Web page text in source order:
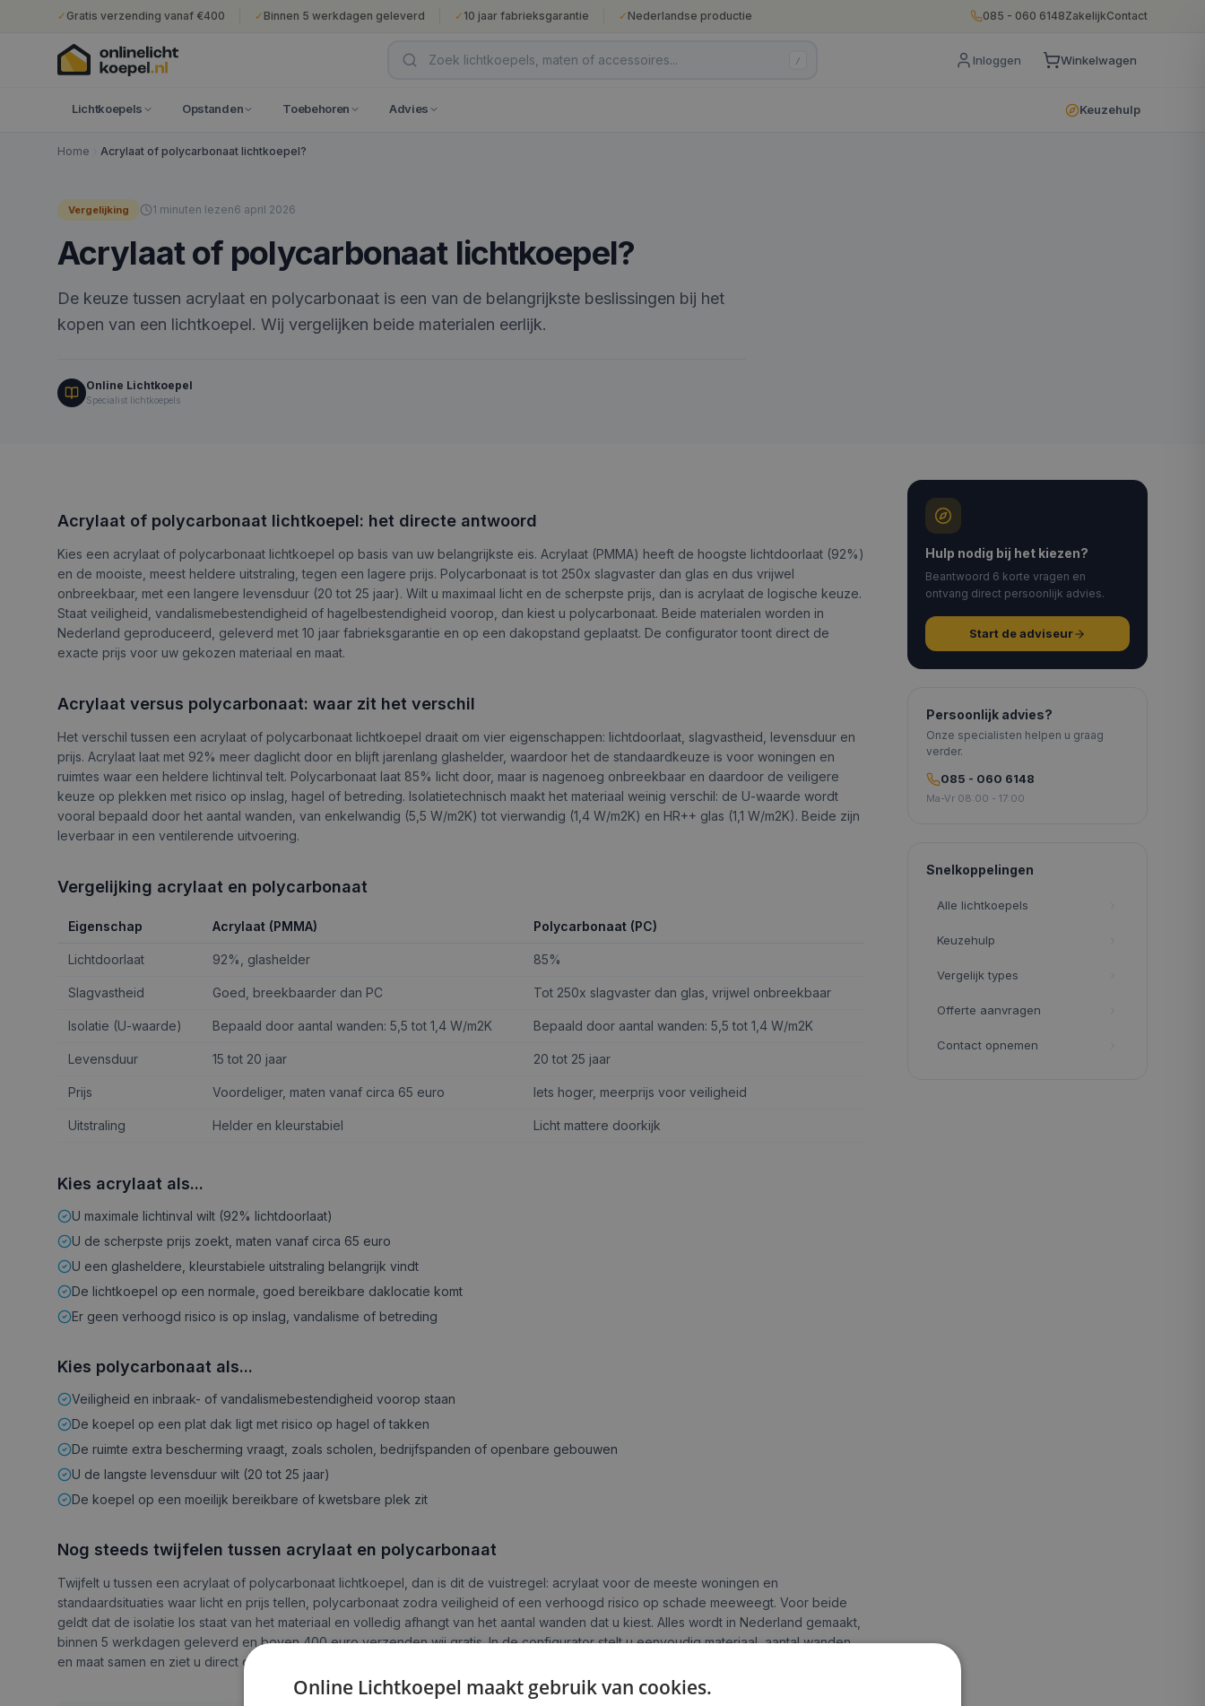
✓ Gratis verzending vanaf €400 ✓ Binnen 5 werkdagen geleverd ✓ 10 jaar fabrieksgarantie ✓ Nederlandse productie 085 - 060 6148ZakelijkContact
/ Inloggen Winkelwagen
Lichtkoepels Opstanden Toebehoren Advies Keuzehulp
Home Acrylaat of polycarbonaat lichtkoepel?
Vergelijking 1 minuten lezen6 april 2026
Acrylaat of polycarbonaat lichtkoepel?
De keuze tussen acrylaat en polycarbonaat is een van de belangrijkste beslissingen bij het
kopen van een lichtkoepel. Wij vergelijken beide materialen eerlijk.
Online Lichtkoepel
Specialist lichtkoepels
Acrylaat of polycarbonaat lichtkoepel: het directe antwoord
Kies een acrylaat of polycarbonaat lichtkoepel op basis van uw belangrijkste eis. Acrylaat (PMMA) heeft de hoogste lichtdoorlaat (92%)
en de mooiste, meest heldere uitstraling, tegen een lagere prijs. Polycarbonaat is tot 250x slagvaster dan glas en dus vrijwel
onbreekbaar, met een langere levensduur (20 tot 25 jaar). Wilt u maximaal licht en de scherpste prijs, dan is acrylaat de logische keuze.
Staat veiligheid, vandalismebestendigheid of hagelbestendigheid voorop, dan kiest u polycarbonaat. Beide materialen worden in
Nederland geproduceerd, geleverd met 10 jaar fabrieksgarantie en op een dakopstand geplaatst. De configurator toont direct de
exacte prijs voor uw gekozen materiaal en maat.
Acrylaat versus polycarbonaat: waar zit het verschil
Het verschil tussen een acrylaat of polycarbonaat lichtkoepel draait om vier eigenschappen: lichtdoorlaat, slagvastheid, levensduur en
prijs. Acrylaat laat met 92% meer daglicht door en blijft jarenlang glashelder, waardoor het de standaardkeuze is voor woningen en
ruimtes waar een heldere lichtinval telt. Polycarbonaat laat 85% licht door, maar is nagenoeg onbreekbaar en daardoor de veiligere
keuze op plekken met risico op inslag, hagel of betreding. Isolatietechnisch maakt het materiaal weinig verschil: de U-waarde wordt
vooral bepaald door het aantal wanden, van enkelwandig (5,5 W/m2K) tot vierwandig (1,4 W/m2K) en HR++ glas (1,1 W/m2K). Beide zijn
leverbaar in een ventilerende uitvoering.
Vergelijking acrylaat en polycarbonaat
Eigenschap Acrylaat (PMMA) Polycarbonaat (PC)
Lichtdoorlaat 92%, glashelder 85%
Slagvastheid Goed, breekbaarder dan PC Tot 250x slagvaster dan glas, vrijwel onbreekbaar
Isolatie (U-waarde) Bepaald door aantal wanden: 5,5 tot 1,4 W/m2K Bepaald door aantal wanden: 5,5 tot 1,4 W/m2K
Levensduur 15 tot 20 jaar 20 tot 25 jaar
Prijs Voordeliger, maten vanaf circa 65 euro Iets hoger, meerprijs voor veiligheid
Uitstraling Helder en kleurstabiel Licht mattere doorkijk
Kies acrylaat als...
U maximale lichtinval wilt (92% lichtdoorlaat)
U de scherpste prijs zoekt, maten vanaf circa 65 euro
U een glasheldere, kleurstabiele uitstraling belangrijk vindt
De lichtkoepel op een normale, goed bereikbare daklocatie komt
Er geen verhoogd risico is op inslag, vandalisme of betreding
Kies polycarbonaat als...
Veiligheid en inbraak- of vandalismebestendigheid voorop staan
De koepel op een plat dak ligt met risico op hagel of takken
De ruimte extra bescherming vraagt, zoals scholen, bedrijfspanden of openbare gebouwen
U de langste levensduur wilt (20 tot 25 jaar)
De koepel op een moeilijk bereikbare of kwetsbare plek zit
Nog steeds twijfelen tussen acrylaat en polycarbonaat
Twijfelt u tussen een acrylaat of polycarbonaat lichtkoepel, dan is dit de vuistregel: acrylaat voor de meeste woningen en
standaardsituaties waar licht en prijs tellen, polycarbonaat zodra veiligheid of een verhoogd risico op schade meeweegt. Voor beide
geldt dat de isolatie los staat van het materiaal en volledig afhangt van het aantal wanden dat u kiest. Alles wordt in Nederland gemaakt,
binnen 5 werkdagen geleverd en boven 400 euro verzenden wij gratis. In de configurator stelt u eenvoudig materiaal, aantal wanden
en maat samen en ziet u direct de exacte prijs.
Hulp nodig bij het kiezen?
Beantwoord 6 korte vragen en
ontvang direct persoonlijk advies.
Start de adviseur
Persoonlijk advies?
Onze specialisten helpen u graag
verder.
085 - 060 6148
Ma-Vr 08:00 - 17:00
Snelkoppelingen
Alle lichtkoepels
Keuzehulp
Vergelijk types
Offerte aanvragen
Contact opnemen
Online Lichtkoepel maakt gebruik van cookies.